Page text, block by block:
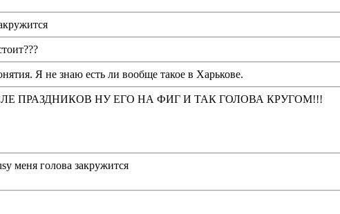
Я не знаю есть ли вообще такое в Харькове.
ПРАЗДНИКОВ НУ ЕГО НА ФИГ И ТАК ГОЛОВА КРУГОМ!!!
меня голова закружится